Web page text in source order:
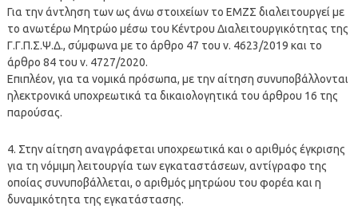
Για την άντληση των ως άνω στοιχείων το ΕΜΖΣ διαλειτουργεί με
το ανωτέρω Μητρώο μέσω του Κέντρου Διαλειτουργικότητας της
Γ.Γ.Π.Σ.Ψ.Δ., σύμφωνα με το άρθρο 47 του ν. 4623/2019 και το
άρθρο 84 του ν. 4727/2020.
Επιπλέον, για τα νομικά πρόσωπα, με την αίτηση συνυποβάλλονται
ηλεκτρονικά υποχρεωτικά τα δικαιολογητικά του άρθρου 16 της
παρούσας.
4. Στην αίτηση αναγράφεται υποχρεωτικά και ο αριθμός έγκρισης
για τη νόμιμη λειτουργία των εγκαταστάσεων, αντίγραφο της
οποίας συνυποβάλλεται, ο αριθμός μητρώου του φορέα και η
δυναμικότητα της εγκατάστασης.